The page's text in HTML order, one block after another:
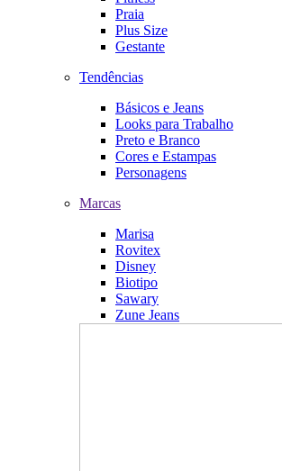
Praia
Plus Size
Gestante
Tendências
Básicos e Jeans
Looks para Trabalho
Preto e Branco
Cores e Estampas
Personagens
Marcas
Marisa
Rovitex
Disney
Biotipo
Sawary
Zune Jeans